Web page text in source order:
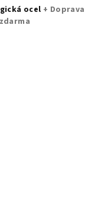
ocel + Doprava